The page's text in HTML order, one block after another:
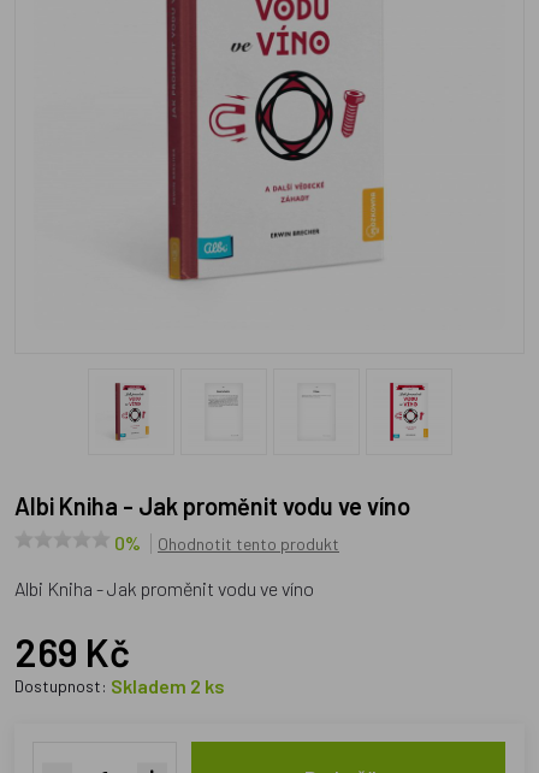
Albi Kniha - Jak proměnit vodu ve víno
0% Ohodnotit tento produkt
Albi Kniha - Jak proměnit vodu ve víno
269 Kč
Dostupnost: Skladem 2 ks